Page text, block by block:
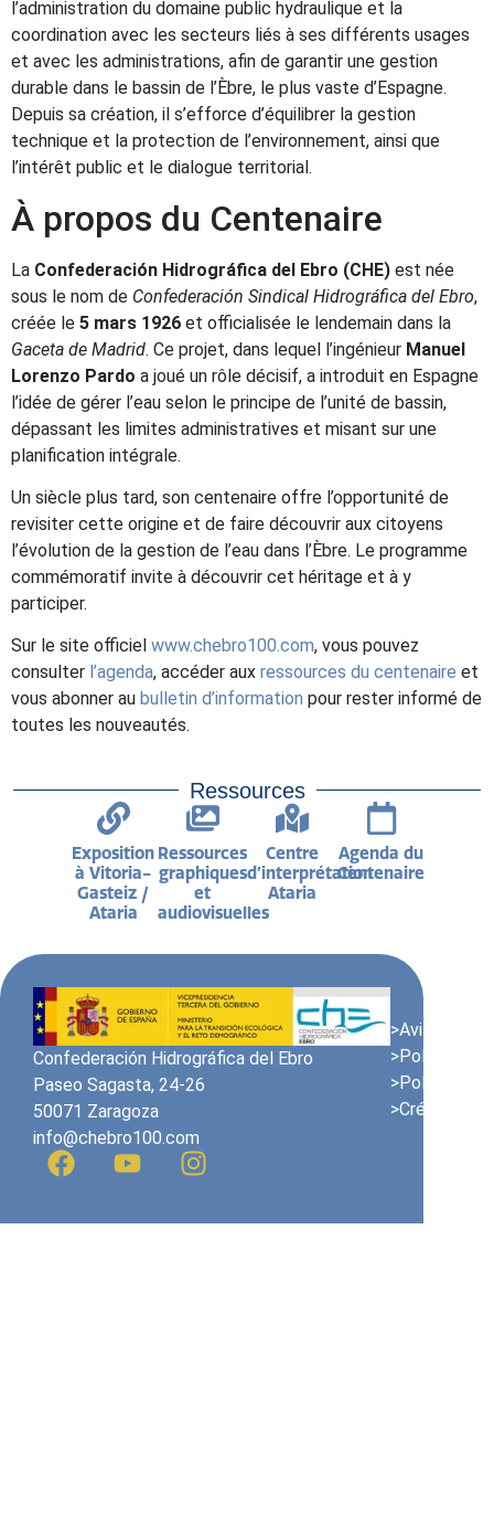
l’administration du domaine public hydraulique et la
coordination avec les secteurs liés à ses différents usages
et avec les administrations, afin de garantir une gestion
durable dans le bassin de l’Èbre, le plus vaste d’Espagne.
Depuis sa création, il s’efforce d’équilibrer la gestion
technique et la protection de l’environnement, ainsi que
l’intérêt public et le dialogue territorial.
À propos du Centenaire
La Confederación Hidrográfica del Ebro (CHE) est née
sous le nom de Confederación Sindical Hidrográfica del Ebro,
créée le 5 mars 1926 et officialisée le lendemain dans la
Gaceta de Madrid. Ce projet, dans lequel l’ingénieur Manuel
Lorenzo Pardo a joué un rôle décisif, a introduit en Espagne
l’idée de gérer l’eau selon le principe de l’unité de bassin,
dépassant les limites administratives et misant sur une
planification intégrale.
Un siècle plus tard, son centenaire offre l’opportunité de
revisiter cette origine et de faire découvrir aux citoyens
l’évolution de la gestion de l’eau dans l’Èbre. Le programme
commémoratif invite à découvrir cet héritage et à y
participer.
Sur le site officiel www.chebro100.com, vous pouvez
consulter l’agenda, accéder aux ressources du centenaire et
vous abonner au bulletin d’information pour rester informé de
toutes les nouveautés.
Ressources
Exposition
à Vitoria-
Gasteiz /
Ataria
Ressources
graphiques
et
audiovisuelles
Centre
d’interprétation
Ataria
Agenda du
Centenaire
Confederación Hidrográfica del Ebro
Paseo Sagasta, 24-26
50071 Zaragoza
info@chebro100.com
>Avis
>Politique
>Politique
>Crédits